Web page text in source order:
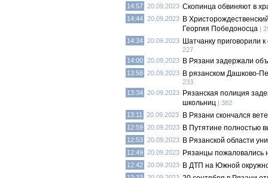
14:57 20.09.2023 Скопинца обвиняют в
14:44 20.09.2023 В
Георгия Победоносца |
14:34 20.09.2023 Шатчанку приговорили
227
14:00 20.09.2023 В Рязани задержали
13:58 20.09.2023 В рязанском Дашково-
233
13:34 20.09.2023 Рязанская полиция
школьниц | 382
13:11
20.09.2023 В Рязани скончался
12:59 20.09.2023 В Путятине полностью
12:53 20.09.2023 В Рязанской области
12:49 20.09.2023 Рязанцы пожаловались
12:42 20.09.2023 В ДТП на Южной